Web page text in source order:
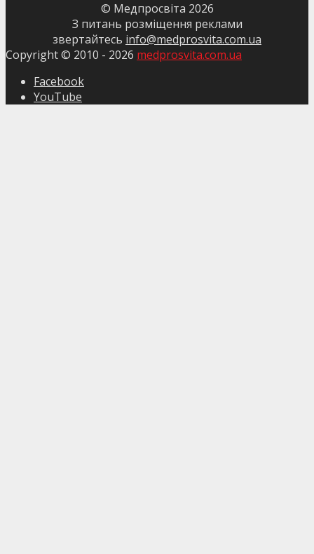
© Медпросвіта 2026
З питань розміщення реклами
звертайтесь info@medprosvita.com.ua
Copyright © 2010 - 2026 medprosvita.com.ua
Facebook
YouTube